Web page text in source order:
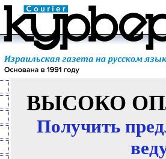
ВЫСОКО
Получить